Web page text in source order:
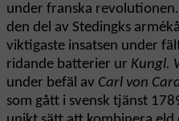
under franska
den del av Stedingks
viktigaste insatsen under
ridande batterier ur Kungl.
under befäl av Carl von
som gått i svensk tjänst